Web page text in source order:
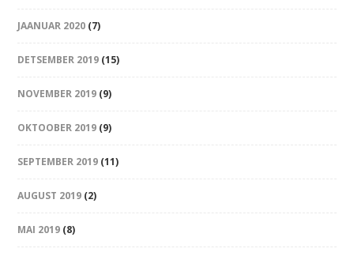
JAANUAR 2020 (7)
DETSEMBER 2019 (15)
NOVEMBER 2019 (9)
OKTOOBER 2019 (9)
SEPTEMBER 2019 (11)
AUGUST 2019 (2)
MAI 2019 (8)